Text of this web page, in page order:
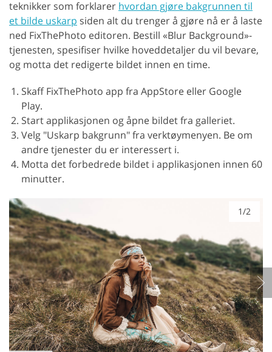
teknikker som forklarer hvordan gjøre bakgrunnen til
et bilde uskarp siden alt du trenger å gjøre nå er å laste
ned FixThePhoto editoren. Bestill «Blur Background»-
tjenesten, spesifiser hvilke hoveddetaljer du vil bevare,
og motta det redigerte bildet innen en time.
Skaff FixThePhoto app fra AppStore eller Google
Play.
Start applikasjonen og åpne bildet fra galleriet.
Velg "Uskarp bakgrunn" fra verktøymenyen. Be om
andre tjenester du er interessert i.
Motta det forbedrede bildet i applikasjonen innen 60
minutter.
1/2